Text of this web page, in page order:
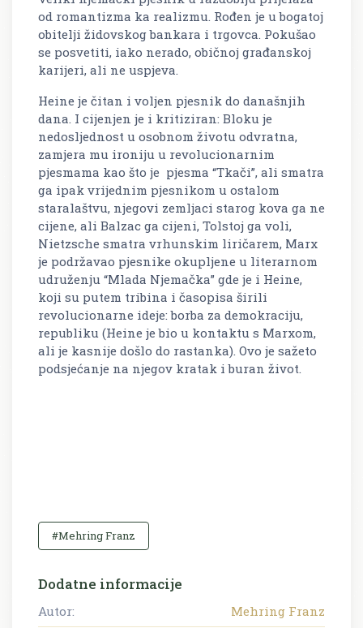
od romantizma ka realizmu. Rođen je u bogatoj
obitelji židovskog bankara i trgovca. Pokušao
se posvetiti, iako nerado, običnoj građanskoj
karijeri, ali ne uspjeva.
Heine je čitan i voljen pjesnik do današnjih
dana. I cijenjen je i kritiziran: Bloku je
nedosljednost u osobnom životu odvratna,
zamjera mu ironiju u revolucionarnim
pjesmama kao što je pjesma “Tkači”, ali smatra
ga ipak vrijednim pjesnikom u ostalom
staralaštvu, njegovi zemljaci starog kova ga ne
cijene, ali Balzac ga cijeni, Tolstoj ga voli,
Nietzsche smatra vrhunskim liričarem, Marx
je podržavao pjesnike okupljene u literarnom
udruženju “Mlada Njemačka” gde je i Heine,
koji su putem tribina i časopisa širili
revolucionarne ideje: borba za demokraciju,
republiku (Heine je bio u kontaktu s Marxom,
ali je kasnije došlo do rastanka). Ovo je sažeto
podsjećanje na njegov kratak i buran život.
#Mehring Franz
Dodatne informacije
Autor:
Mehring Franz